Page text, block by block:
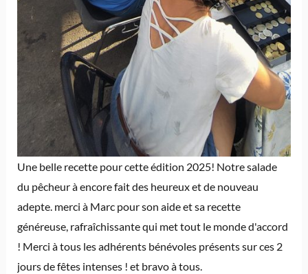
Une belle recette pour cette édition 2025! Notre salade
du pêcheur à encore fait des heureux et de nouveau
adepte. merci à Marc pour son aide et sa recette
généreuse, rafraîchissante qui met tout le monde d'accord
! Merci à tous les adhérents bénévoles présents sur ces 2
jours de fêtes intenses ! et bravo à tous.